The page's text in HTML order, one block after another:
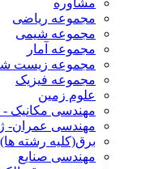
مشاوره
مجموعه ریاضی
مجموعه شیمی
مجموعه آمار
مجموعه زیست
مجموعه فیزیک
علوم زمین
مهندسی مکانیک -
مهندسی عمران-
برق(کلیه رشته ها)
مهندسی صنایع